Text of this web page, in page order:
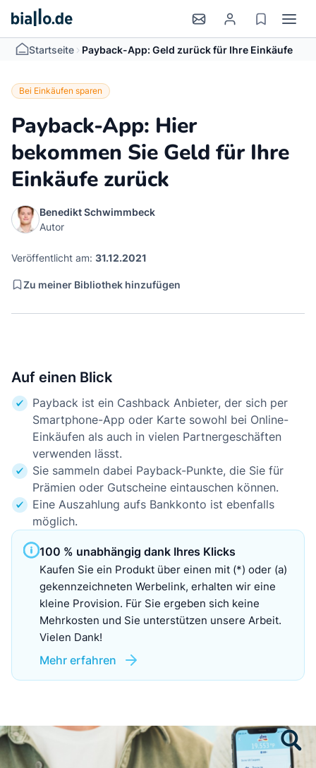
Startseite > Payback-App: Geld zurück für Ihre Einkäufe
Bei Einkäufen sparen
Payback-App: Hier
bekommen Sie Geld für Ihre
Einkäufe zurück
Benedikt Schwimmbeck
Autor
Veröffentlicht am: 31.12.2021
Zu meiner Bibliothek hinzufügen
Auf einen Blick
Payback ist ein Cashback Anbieter, der sich per
Smartphone-App oder Karte sowohl bei Online-
Einkäufen als auch in vielen Partnergeschäften
verwenden lässt.
Sie sammeln dabei Payback-Punkte, die Sie für
Prämien oder Gutscheine eintauschen können.
Eine Auszahlung aufs Bankkonto ist ebenfalls
möglich.
100 % unabhängig dank Ihres Klicks
Kaufen Sie ein Produkt über einen mit (*) oder (a)
gekennzeichneten Werbelink, erhalten wir eine
kleine Provision. Für Sie ergeben sich keine
Mehrkosten und Sie unterstützen unsere Arbeit.
Vielen Dank!
Mehr erfahren